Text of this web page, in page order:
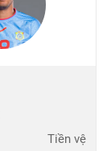
Tiền vệ